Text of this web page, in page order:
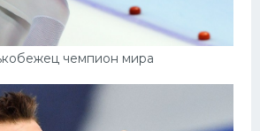
чемпион мира